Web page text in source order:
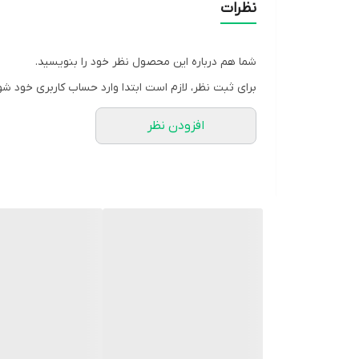
.آبرسان و مرطوب کننده پوست و مو
.بافت غیر روغنی
.ماندگاری بالا
نظرات
شما هم درباره این محصول نظر خود را بنویسید.
برای ثبت نظر، لازم است ابتدا وارد حساب کاربری خود
افزودن نظر